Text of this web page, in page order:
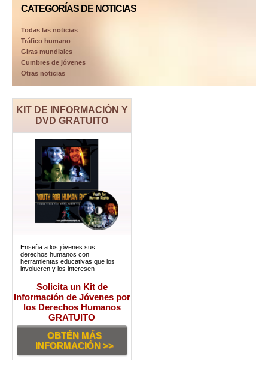
CATEGORÍAS DE NOTICIAS
Todas las noticias
Tráfico humano
Giras mundiales
Cumbres de jóvenes
Otras noticias
KIT DE INFORMACIÓN Y
DVD GRATUITO
Enseña a los jóvenes sus
derechos humanos con
herramientas educativas que los
involucren y los interesen
Solicita un Kit de
Información de Jóvenes por
los Derechos Humanos
GRATUITO
OBTÉN MÁS
INFORMACIÓN >>